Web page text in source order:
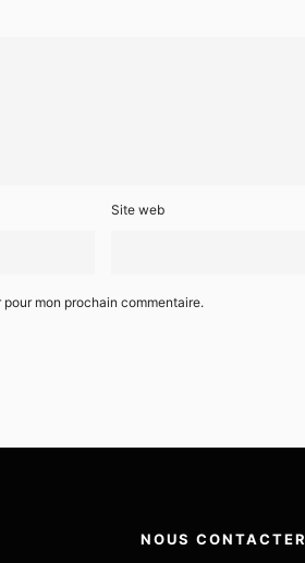
Site web
mon prochain commentaire.
NOUS CONTACTER